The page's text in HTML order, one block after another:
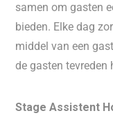
samen om gasten
bieden. Elke dag
middel van een
de gasten tevreden
Stage Assistent